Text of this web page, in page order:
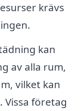
krävs
kan
av alla rum,
vilket kan
företag